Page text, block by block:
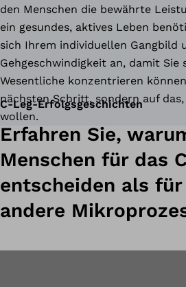
den Menschen die bewährte
ein gesundes, aktives Leben
sich Ihrem individuellen Gangbild
Gehgeschwindigkeit an, damit Sie
Wesentliche konzentrieren
nächsten Schritt, sondern auf
wollen.
C-Leg-Erfolgsgeschichten
Erfahren Sie,
Menschen für das
entscheiden als für
andere